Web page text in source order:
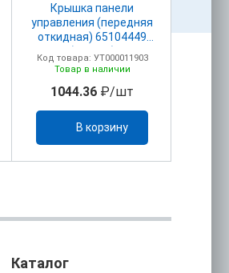
Крышка панели
управления (передняя
откидная) 65104449
Код товара: УТ000011903
Товар в наличии
1044.36 ₽/шт
В корзину
Каталог